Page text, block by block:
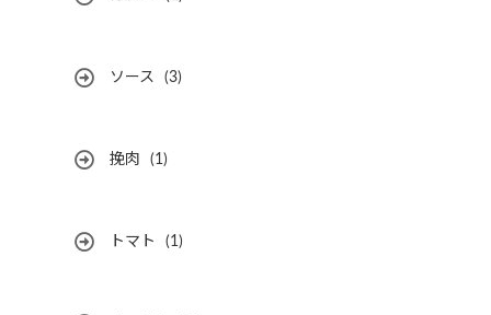
ソース (3)
挽肉 (1)
トマト (1)